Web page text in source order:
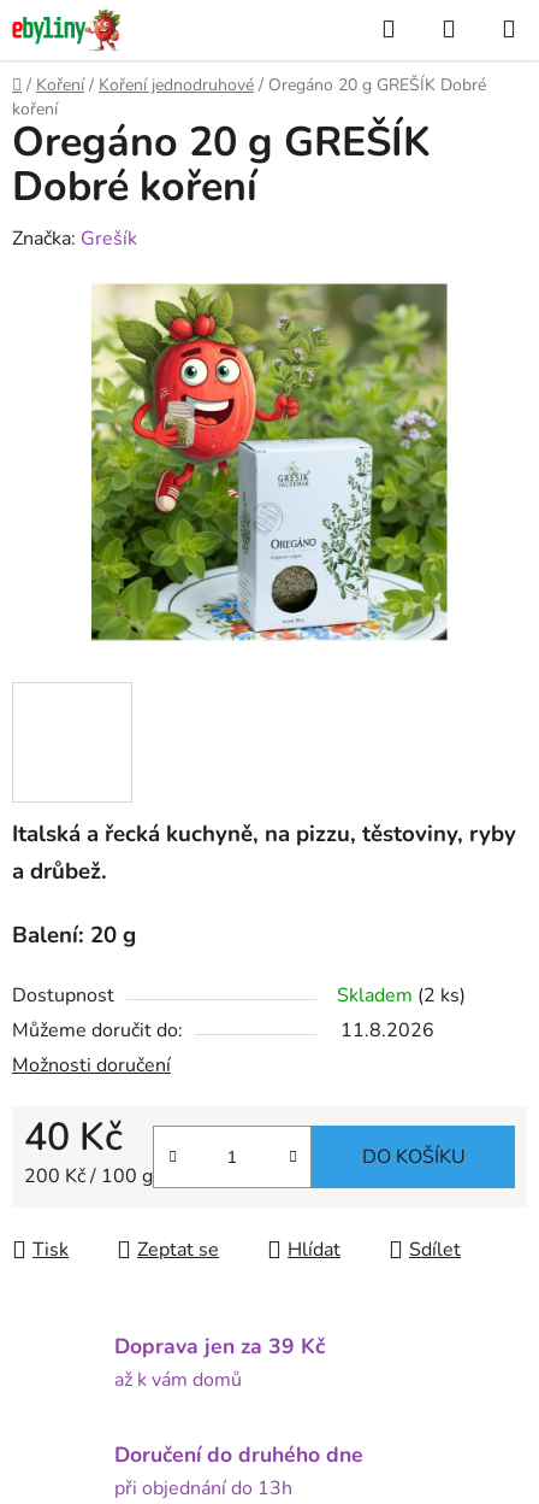
Přejít
na
obsah
Hledat
KOŠÍK
Domů
/ Koření / Koření jednodruhové / Oregáno 20 g GREŠÍK Dobré
koření
Italská a řecká kuchyně, na pizzu, těstoviny, ryby
a drůbež.
Balení: 20 g
Dostupnost Skladem (2 ks)
Můžeme doručit do:
11.8.2026
Možnosti doručení
40 Kč
Měrná cena:
200 Kč / 100 g
DO KOŠÍKU
Tisk Zeptat se Hlídat Sdílet
Oregáno 20 g GREŠÍK
Dobré koření
Značka: Grešík
Doprava jen za 39 Kč
až k vám domů
Doručení do druhého dne
při objednání do 13h